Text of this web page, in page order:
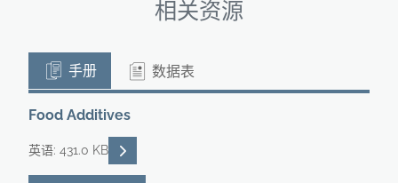
相关资源
手册 数据表
Food Additives
英语: 431.0 KB READ DESCRIPTIONS